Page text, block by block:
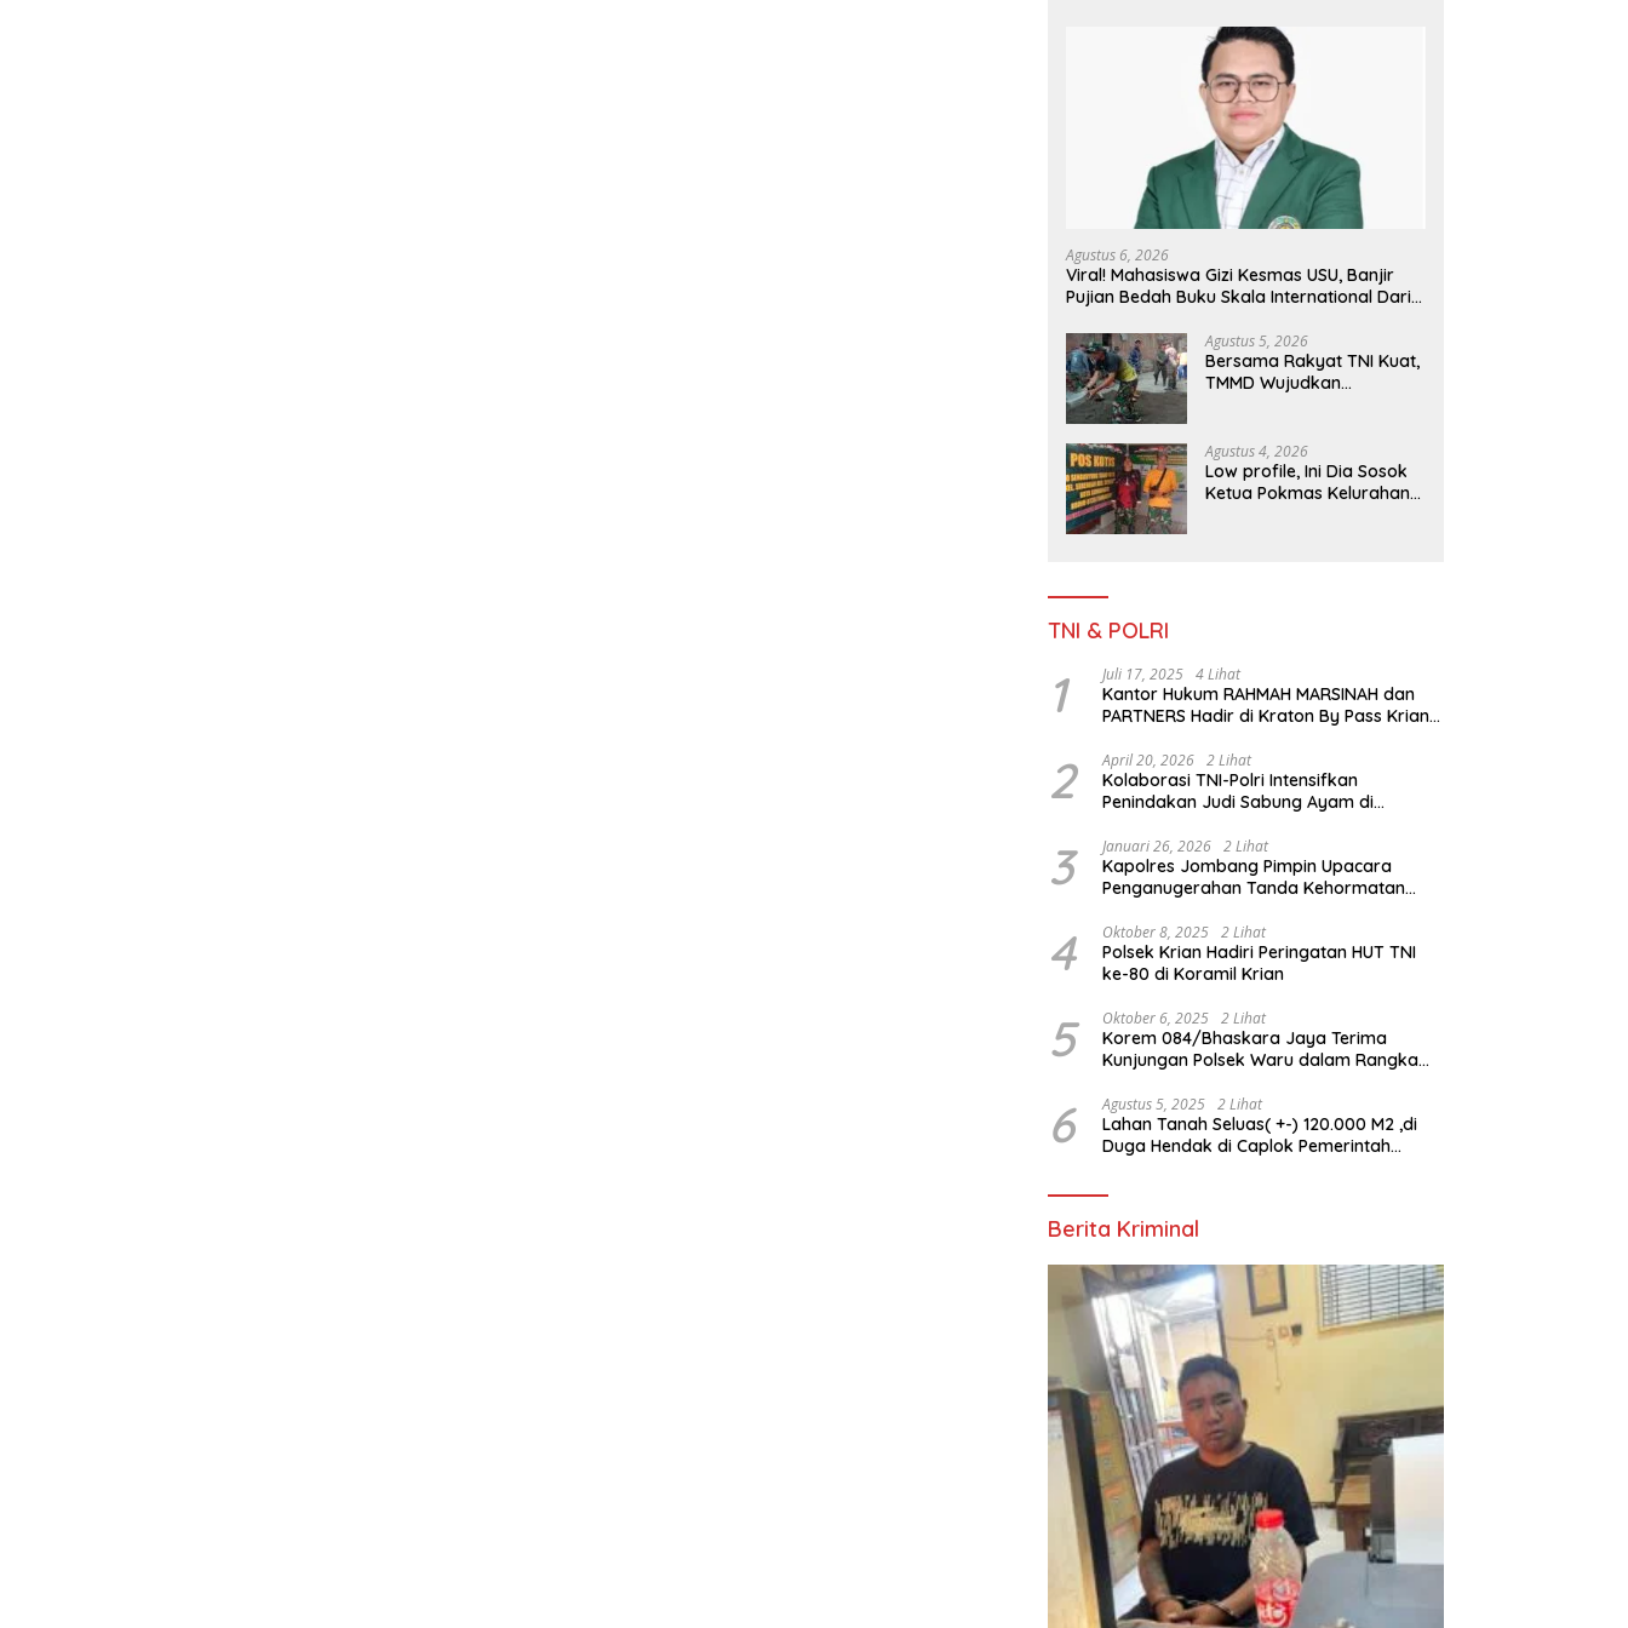
Agustus 6, 2026
Viral! Mahasiswa Gizi Kesmas USU, Banjir
Pujian Bedah Buku Skala International Dari
Agustus 5, 2026
Bersama Rakyat TNI Kuat,
TMMD Wujudkan
Ketahanan Nasional di
Daerah.
Agustus 4, 2026
Low profile, Ini Dia Sosok
Ketua Pokmas Kelurahan
TNI & POLRI
1 Juli 17, 2025 4 Lihat
Kantor Hukum RAHMAH MARSINAH dan
PARTNERS Hadir di Kraton By Pass Krian
2 April 20, 2026 2 Lihat
Kolaborasi TNI-Polri Intensifkan
Penindakan Judi Sabung Ayam di
3 Januari 26, 2026 2 Lihat
Kapolres Jombang Pimpin Upacara
Penganugerahan Tanda Kehormatan
Polri
4 Oktober 8, 2025 2 Lihat
Polsek Krian Hadiri Peringatan HUT TNI
ke-80 di Koramil Krian
5 Oktober 6, 2025 2 Lihat
Korem 084/Bhaskara Jaya Terima
Kunjungan Polsek Waru dalam Rangka
6 Agustus 5, 2025 2 Lihat
Lahan Tanah Seluas( +-) 120.000 M2 ,di
Duga Hendak di Caplok Pemerintah
Berita Kriminal